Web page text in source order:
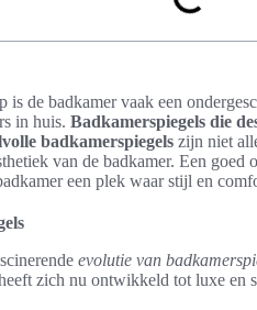
de badkamer vaak een
in huis. Badkamerspiegels die
badkamerspiegels zijn niet
van de badkamer. Een
een plek waar stijl en
evolutie van
zich nu ontwikkeld tot luxe en